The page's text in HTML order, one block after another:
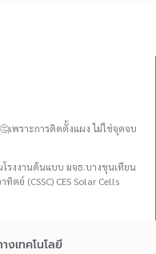
เพราะการติดตั้งแผง ไม่ใช่จุดจบ
รงงานต้นแบบ มจธ.บางขุนเทียน
ย์ (CSSC) CES Solar Cells
งเทคโนโลยี